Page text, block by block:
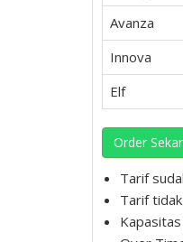
Avanza
Innova
Elf
Order
Tarif
Tarif